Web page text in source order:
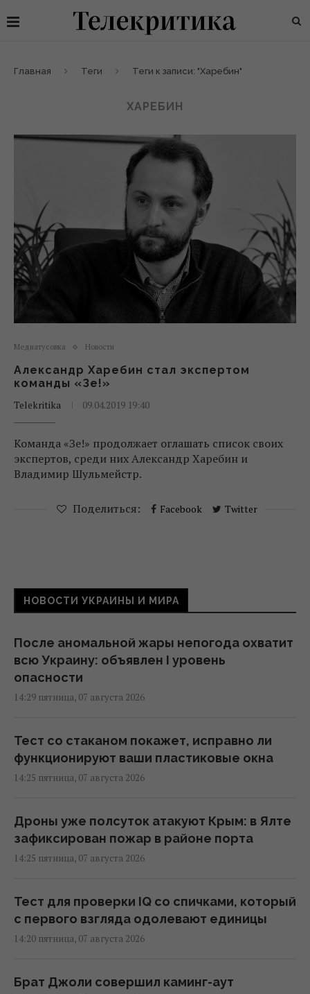
Главная Теги Теги к записи: "Харебин"
ХАРЕБИН
Медиатусовка Новости
Александр Харебин стал экспертом
команды «Зе!»
Telekritika
09.04.2019 19:40
Команда «Зе!» продолжает оглашать список своих
экспертов, среди них Александр Харебин и
Владимир Шульмейстр.
Поделиться: Facebook Twitter
НОВОСТИ УКРАИНЫ И МИРА
После аномальной жары непогода охватит
всю Украину: объявлен I уровень
опасности
14:29 пятница, 07 августа 2026
Тест со стаканом покажет, исправно ли
функционируют ваши пластиковые окна
14:25 пятница, 07 августа 2026
Дроны уже полсуток атакуют Крым: в Ялте
зафиксирован пожар в районе порта
14:25 пятница, 07 августа 2026
Тест для проверки IQ со спичками, который
с первого взгляда одолевают единицы
14:20 пятница, 07 августа 2026
Брат Джоли совершил каминг-аут